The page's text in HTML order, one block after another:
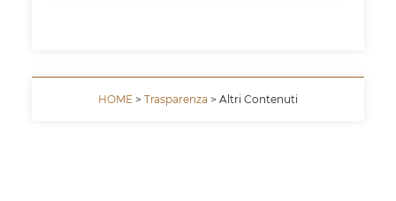
HOME > Trasparenza > Altri Contenuti